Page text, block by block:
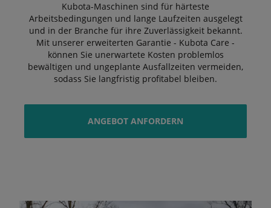
Kubota-Maschinen sind für härteste
Arbeitsbedingungen und lange Laufzeiten ausgelegt
und in der Branche für ihre Zuverlässigkeit bekannt.
Mit unserer erweiterten Garantie - Kubota Care -
können Sie unerwartete Kosten problemlos
bewältigen und ungeplante Ausfallzeiten vermeiden,
sodass Sie langfristig profitabel bleiben.
ANGEBOT ANFORDERN